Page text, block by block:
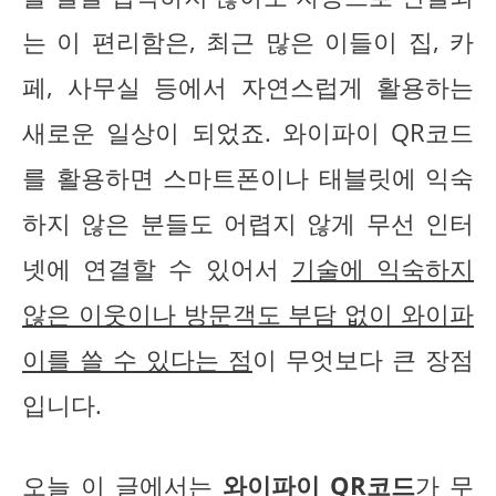
는 이 편리함은, 최근 많은 이들이 집, 카
페, 사무실 등에서 자연스럽게 활용하는
새로운 일상이 되었죠. 와이파이 QR코드
를 활용하면 스마트폰이나 태블릿에 익숙
하지 않은 분들도 어렵지 않게 무선 인터
넷에 연결할 수 있어서 기술에 익숙하지
않은 이웃이나 방문객도 부담 없이 와이파
이를 쓸 수 있다는 점이 무엇보다 큰 장점
입니다.
오늘 이 글에서는 와이파이 QR코드가 무